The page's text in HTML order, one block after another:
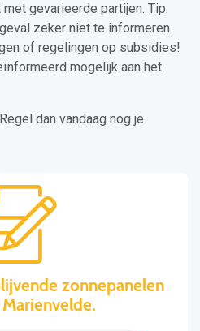
gevarieerde partijen. Tip:
zeker niet te informeren
of regelingen op subsidies!
mogelijk aan het
dan vandaag nog je
zonnepanelen